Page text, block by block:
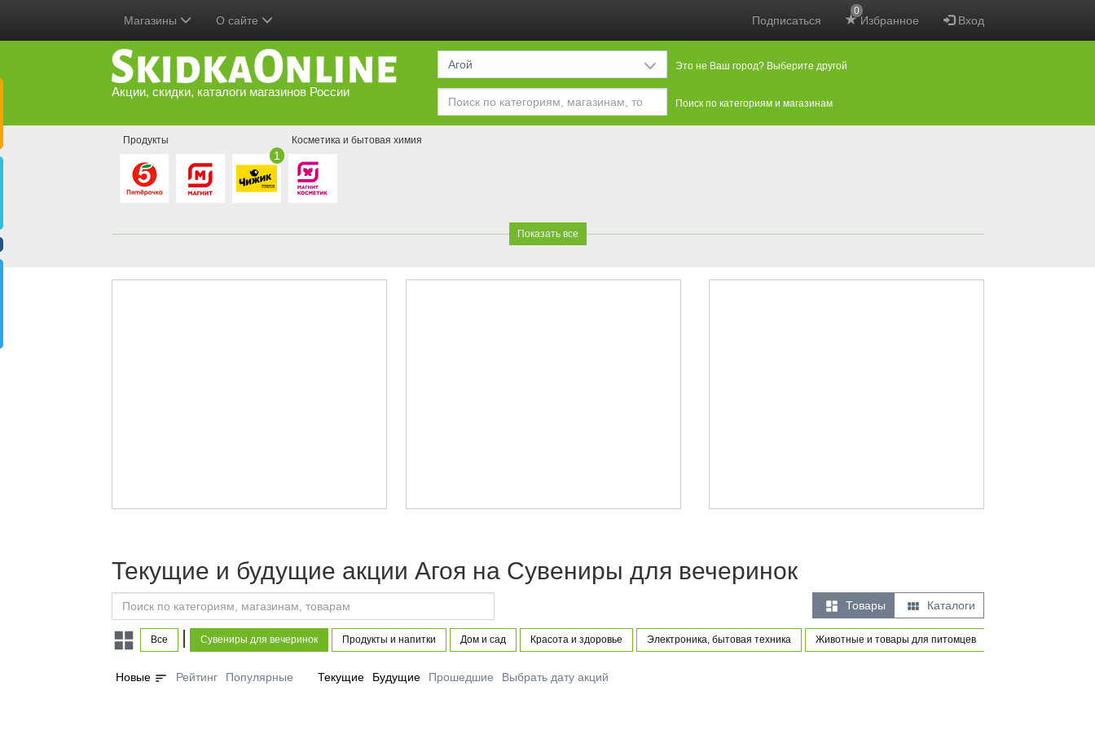
Подписаться Избранное
0
Вход
Магазины О сайте
Акции, скидки, каталоги магазинов России
Агой Это не Ваш город? Выберите другой
Поиск по категориям и магазинам
Продукты
1
Косметика и бытовая химия
Показать все
Текущие и будущие акции Агоя на Сувениры для вечеринок
 Товары  Каталоги
Все | Сувениры для вечеринок Продукты и напитки Дом и сад Красота и здоровье Электроника, бытовая техника Животные и товары для питомцев
Новые sort Рейтинг Популярные Текущие Будущие Прошедшие Выбрать дату акций